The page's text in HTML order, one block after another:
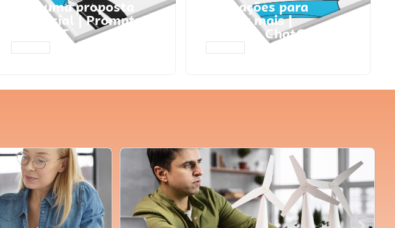
Faça uma proposta
comercial | Prompts
ChatGPT
Faça ações para
vender mais |
Prompts ChatGPT